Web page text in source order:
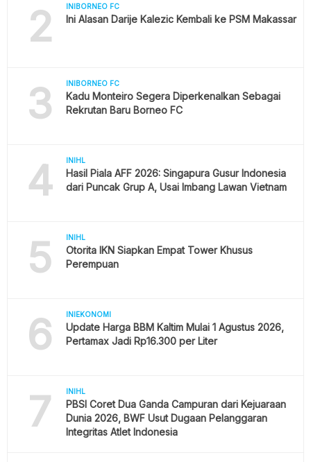
2 INIBORNEO FC
Ini Alasan Darije Kalezic Kembali ke PSM Makassar
3 INIBORNEO FC
Kadu Monteiro Segera Diperkenalkan Sebagai
Rekrutan Baru Borneo FC
4 INIHL
Hasil Piala AFF 2026: Singapura Gusur Indonesia
dari Puncak Grup A, Usai Imbang Lawan Vietnam
5 INIHL
Otorita IKN Siapkan Empat Tower Khusus
Perempuan
6 INIEKONOMI
Update Harga BBM Kaltim Mulai 1 Agustus 2026,
Pertamax Jadi Rp16.300 per Liter
7 INIHL
PBSI Coret Dua Ganda Campuran dari Kejuaraan
Dunia 2026, BWF Usut Dugaan Pelanggaran
Integritas Atlet Indonesia